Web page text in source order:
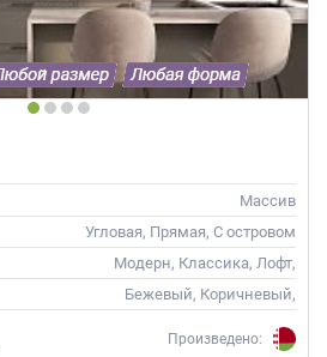
Массив
Угловая, Прямая, С островом
Модерн, Классика, Лофт,
Прованс, Скандинавский,
Неоклассика, Современные
Бежевый, Коричневый,
Капучино
Произведено: